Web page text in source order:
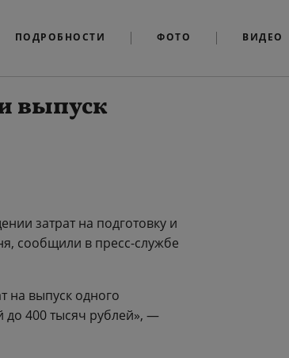
ПОДРОБНОСТИ ФОТО ВИДЕО
выпуск
затрат на подготовку и
сообщили в пресс-службе
на выпуск одного
до 400 тысяч рублей», —